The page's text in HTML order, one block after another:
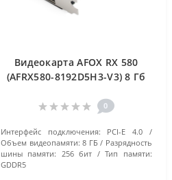
Видеокарта AFOX RX 580
(AFRX580-8192D5H3-V3) 8 Гб
0
Интерфейс подключения:
PCI-E 4.0
Объем видеопамяти: 8 ГБ
Разрядность
шины памяти:
256 бит
Тип памяти:
GDDR5